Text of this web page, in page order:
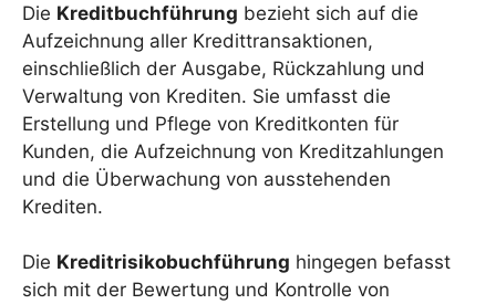
Die Kreditbuchführung bezieht sich auf die
Aufzeichnung aller Kredittransaktionen,
einschließlich der Ausgabe, Rückzahlung und
Verwaltung von Krediten. Sie umfasst die
Erstellung und Pflege von Kreditkonten für
Kunden, die Aufzeichnung von Kreditzahlungen
und die Überwachung von ausstehenden
Krediten.
Die Kreditrisikobuchführung hingegen befasst
sich mit der Bewertung und Kontrolle von